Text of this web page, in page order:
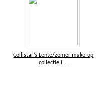
Collistar’s Lente/zomer make-up
collectie L...